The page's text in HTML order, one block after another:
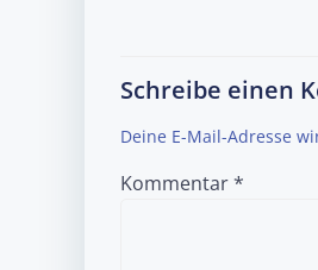
Schreibe einen
Deine E-Mail-Adresse
Kommentar*